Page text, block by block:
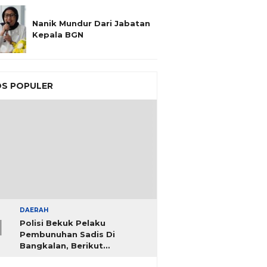
Nanik Mundur Dari Jabatan
Kepala BGN
POPULER
DAERAH
Polisi Bekuk Pelaku
Pembunuhan Sadis Di
Bangkalan, Berikut